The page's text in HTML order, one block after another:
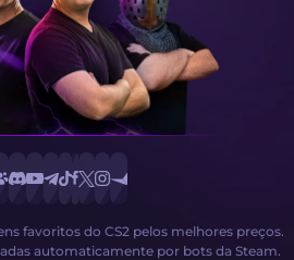
favoritos do CS2 pelos melhores preços.
automaticamente por bots da Steam.